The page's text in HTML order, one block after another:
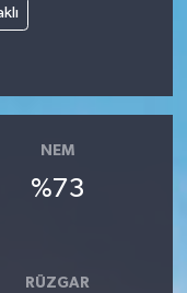
NEM
%73
RÜZGAR